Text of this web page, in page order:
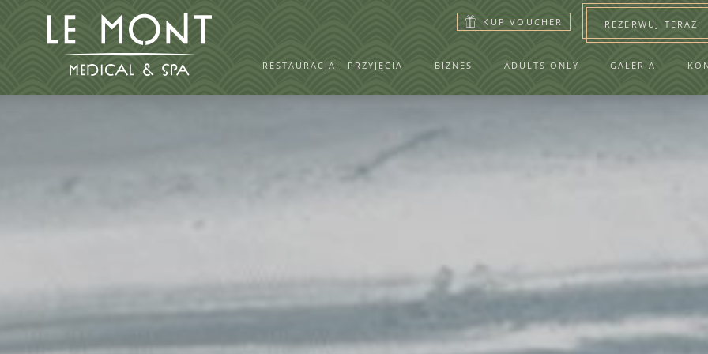
RESTAURACJA I PRZYJĘCIA BIZNES ADULTS ONLY GALERIA
KUP VOUCHER REZERWUJ TERAZ